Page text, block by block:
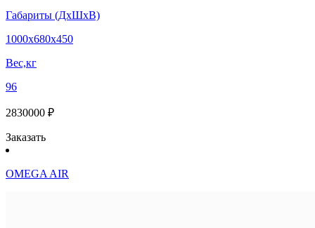
Габариты (ДхШхВ)
1000х680х450
Вес,кг
96
2830000 ₽
Заказать
OMEGA AIR